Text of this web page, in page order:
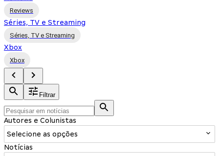
Reviews
Séries, TV e Streaming
Séries, TV e Streaming
Xbox
Xbox
Filtrar
Autores e Colunistas
Selecione as opções
Notícias